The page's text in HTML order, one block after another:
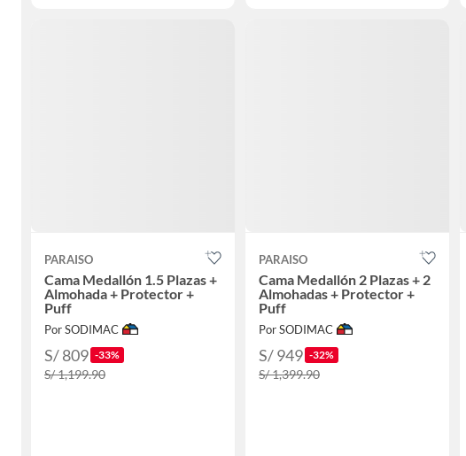
PARAISO
Cama Medallón 1.5 Plazas +
Almohada + Protector +
Puff
Por SODIMAC
S/ 809 -33%
S/ 1,199.90
PARAISO
Cama Medallón 2 Plazas + 2
Almohadas + Protector +
Puff
Por SODIMAC
S/ 949 -32%
S/ 1,399.90